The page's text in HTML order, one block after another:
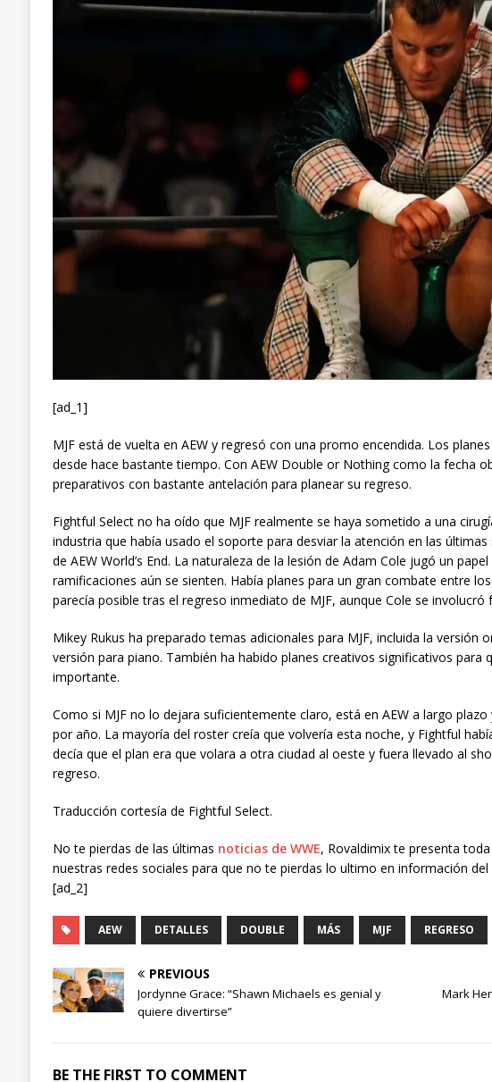
[ad_1]
MJF está de vuelta en AEW y regresó con una promo encendida. Los
desde hace bastante tiempo. Con AEW Double or Nothing como la fecha
preparativos con bastante antelación para planear su regreso.
Fightful Select no ha oído que MJF realmente se haya sometido a una
industria que había usado el soporte para desviar la atención en las
de AEW World’s End. La naturaleza de la lesión de Adam Cole jugó un
ramificaciones aún se sienten. Había planes para un gran combate entre
parecía posible tras el regreso inmediato de MJF, aunque Cole se
Mikey Rukus ha preparado temas adicionales para MJF, incluida la versión
versión para piano. También ha habido planes creativos significativos para
importante.
Como si MJF no lo dejara suficientemente claro, está en AEW a largo
por año. La mayoría del roster creía que volvería esta noche, y Fightful
decía que el plan era que volara a otra ciudad al oeste y fuera llevado al
regreso.
Traducción cortesía de Fightful Select.
No te pierdas de las últimas noticias de WWE, Rovaldimix te presenta
nuestras redes sociales para que no te pierdas lo ultimo en información del
[ad_2]
AEW DETALLES DOUBLE MÁS MJF REGRESO
PREVIOUS
Jordynne Grace: “Shawn Michaels es genial y
quiere divertirse”
Mark
BE THE FIRST TO COMMENT